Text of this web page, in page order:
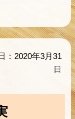
：2020年3月31
日